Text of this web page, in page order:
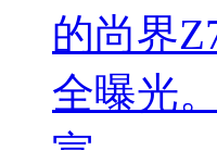
的尚界
全曝光